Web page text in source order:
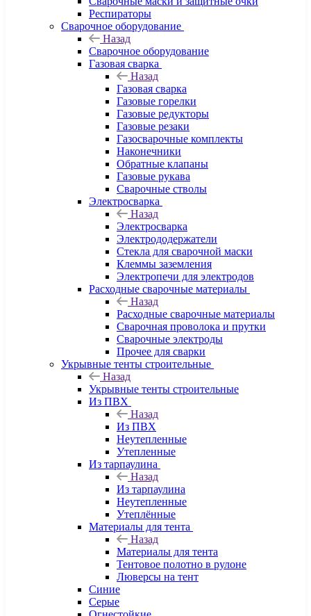
Респираторы
Сварочное оборудование
Назад
Сварочное оборудование
Газовая сварка
Назад
Газовая сварка
Газовые горелки
Газовые редукторы
Газовые резаки
Газосварочные комплекты
Наконечники
Обратные клапаны
Газовые рукава
Сварочные стволы
Электросварка
Назад
Электросварка
Электрододержатели
Стекла для сварочной маски
Клеммы заземления
Электропечи для электродов
Расходные сварочные материалы
Назад
Расходные сварочные материалы
Сварочная проволока и прутки
Сварочные электроды
Прочее для сварки
Укрывные тенты строительные
Назад
Укрывные тенты строительные
Из ПВХ
Назад
Из ПВХ
Неутепленные
Утепленные
Из тарпаулина
Назад
Из тарпаулина
Неутепленные
Утеплённые
Материалы для тента
Назад
Материалы для тента
Тентовое полотно в рулоне
Люверсы на тент
Синие
Серые